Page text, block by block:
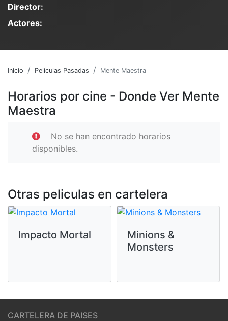
Director:
Actores:
Inicio Películas Pasadas Mente Maestra
Horarios por cine - Donde Ver Mente
Maestra
No se han encontrado horarios
disponibles.
Otras peliculas en cartelera
Impacto Mortal
Minions &
Monsters
CARTELERA DE PAISES